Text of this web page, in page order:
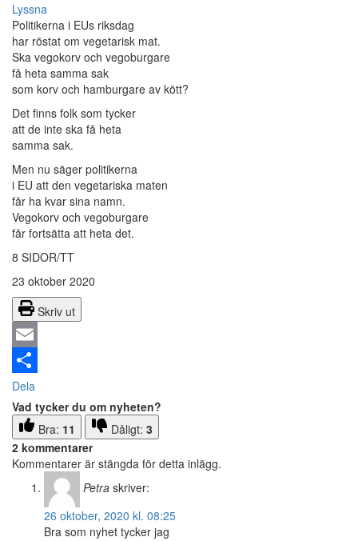
Lyssna
Politikerna i EUs riksdag
har röstat om vegetarisk mat.
Ska vegokorv och vegoburgare
få heta samma sak
som korv och hamburgare av kött?
Det finns folk som tycker
att de inte ska få heta
samma sak.
Men nu säger politikerna
i EU att den vegetariska maten
får ha kvar sina namn.
Vegokorv och vegoburgare
får fortsätta att heta det.
8 SIDOR/TT
23 oktober 2020
Skriv ut
Email
Dela
Vad tycker du om nyheten?
Bra: 11 Dåligt: 3
2 kommentarer
Kommentarer är stängda för detta inlägg.
Petra skriver:
26 oktober, 2020 kl. 08:25
Bra som nyhet tycker jag